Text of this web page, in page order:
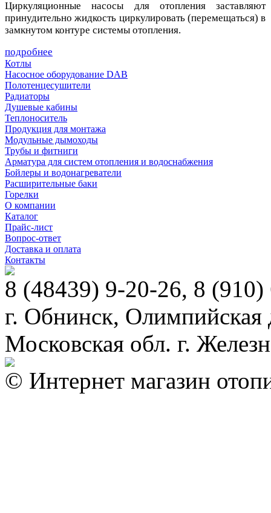
Циркуляционные насосы для отопления заставляют
принудительно жидкость циркулировать (перемещаться) в
замкнутом контуре системы отопления.
подробнее
Котлы
Насосное оборудование DAB
Полотенцесушители
Радиаторы
Душевые кабины
Теплоноситель
Продукция для монтажа
Модульные дымоходы
Трубы и фитниги
Арматура для систем отопления и водоснабжения
Бойлеры и водонагреватели
Расширительные баки
Горелки
О компании
Каталог
Прайс-лист
Вопрос-ответ
Доставка и оплата
Контакты
8 (48439) 9-20-26, 8
г. Обнинск, Олимпийская
Московская обл. г.
© Интернет магазин